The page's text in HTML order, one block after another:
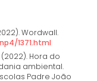
Wordwall.
1371.html
(2022). Hora do
ambiental.
Padre João